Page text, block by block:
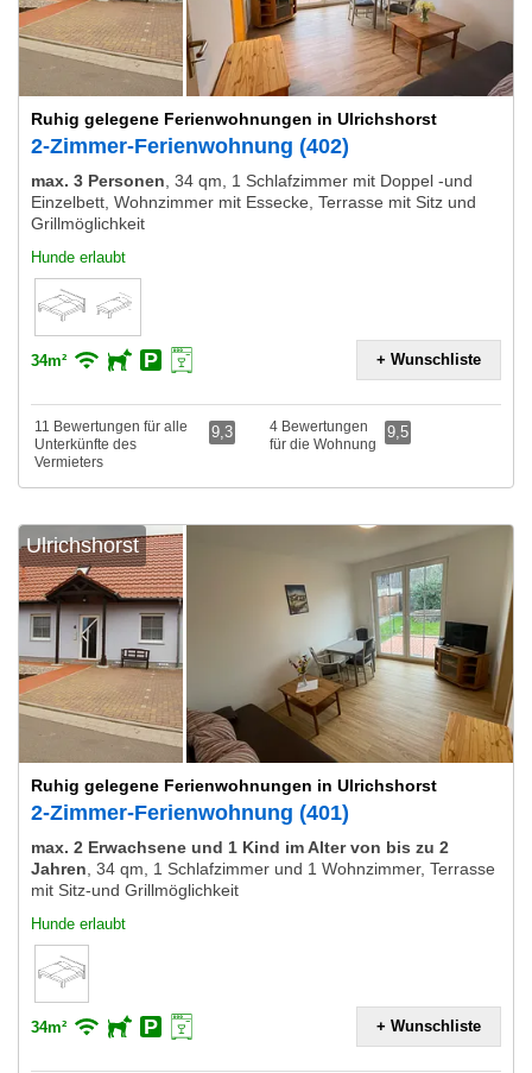
Ruhig gelegene Ferienwohnungen in Ulrichshorst
2-Zimmer-Ferienwohnung (402)
max. 3 Personen 34 qm, 1 Schlafzimmer mit Doppel -und
Einzelbett, Wohnzimmer mit Essecke, Terrasse mit Sitz und
Grillmöglichkeit
Hunde erlaubt
34m² + Wunschliste
11 Bewertungen für alle
Unterkünfte des
Vermieters
9,3
4 Bewertungen
für die Wohnung
9,5
Ulrichshorst
Ruhig gelegene Ferienwohnungen in Ulrichshorst
2-Zimmer-Ferienwohnung (401)
max. 2 Erwachsene und 1 Kind im Alter von bis zu 2
Jahren 34 qm, 1 Schlafzimmer und 1 Wohnzimmer, Terrasse
mit Sitz-und Grillmöglichkeit
Hunde erlaubt
34m² + Wunschliste